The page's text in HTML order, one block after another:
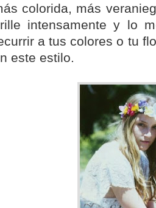
colorida, más
intensamente y lo
a tus colores o tu
este estilo.